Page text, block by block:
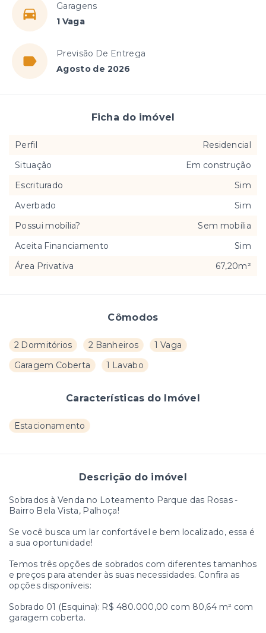
Garagens
1 Vaga
Previsão De Entrega
Agosto de 2026
Cômodos
2 Dormitórios 2 Banheiros
1 Vaga
Garagem Coberta
1 Lavabo
Características do Imóvel
Estacionamento
Descrição do imóvel
Sobrados à Venda no Loteamento Parque das Rosas -
Bairro Bela Vista, Palhoça!
Se você busca um lar confortável e bem localizado, essa é
a sua oportunidade!
Temos três opções de sobrados com diferentes tamanhos
e preços para atender às suas necessidades. Confira as
opções disponíveis:
Sobrado 01 (Esquina): R$ 480.000,00 com 80,64 m² com
garagem coberta.
Ficha do imóvel
Perfil
Residencial
Situação
Em construção
Escriturado
Sim
Averbado
Sim
Possui mobília?
Sem mobília
Aceita Financiamento
Sim
Área Privativa
67,20m²